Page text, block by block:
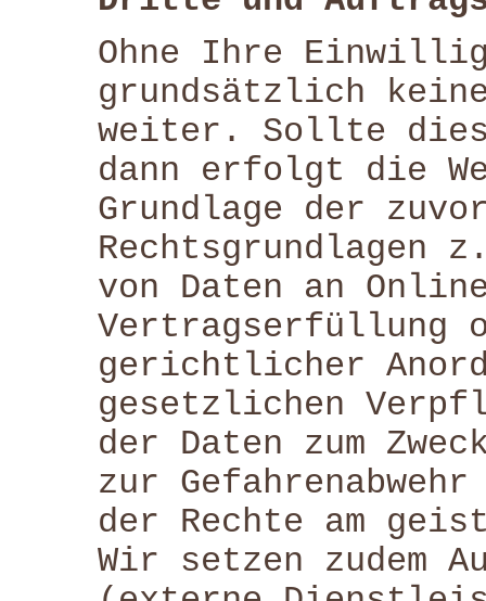
Ohne Ihre
grundsätzlich
weiter. Sollte
dann erfolgt die
Grundlage der
Rechtsgrundlagen
von Daten an
Vertragserfüllung
gerichtlicher
gesetzlichen
der Daten zum
zur
der Rechte am
Wir setzen zudem